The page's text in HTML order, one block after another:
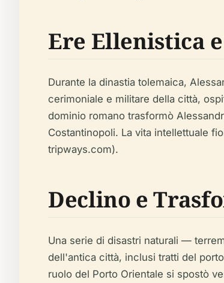
Ere Ellenistica
Durante la dinastia tolemaica,
cerimoniale e militare della città,
dominio romano trasformò
Costantinopoli. La vita intellettuale
tripways.com).
Declino e
Una serie di disastri naturali —
dell'antica città, inclusi tratti del
ruolo del Porto Orientale si spostò